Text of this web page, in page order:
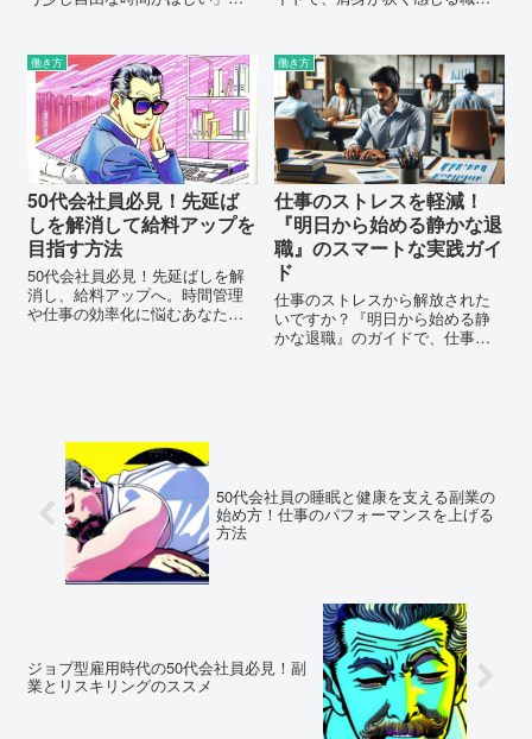
皆さんが、どのようにして仕事
とプライベートのバランスを取
り、生活の質を向上させる...
働き方
50代会社員必見！先延ば
しを解消して給料アップを
目指す方法
50代会社員必見！先延ばしを解
消し、給料アップへ。時間管理
や仕事の効率化に悩むあなた
働き方
仕事のストレスを軽減！
『明日から始める静かな退
職』のスマートな実践ガイ
ド
仕事のストレスから解放された
いですか？『明日から始める静
かな退職』のガイドで、仕事の
50代会社員の睡眠と健康を支える副業の
始め方！仕事のパフォーマンスを上げる
方法
ジョブ型雇用時代の50代会社員必見！副
業とリスキリングのススメ